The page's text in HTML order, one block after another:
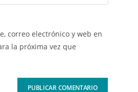
correo electrónico y web en
la próxima vez que